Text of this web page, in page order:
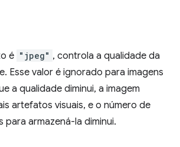
é "jpeg" , controla a qualidade da
Esse valor é ignorado para imagens
a qualidade diminui, a imagem
artefatos visuais, e o número de
para armazená-la diminui.